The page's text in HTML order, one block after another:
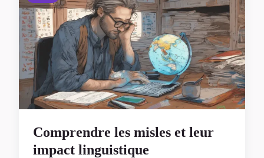
Comprendre les misles et leur
impact linguistique